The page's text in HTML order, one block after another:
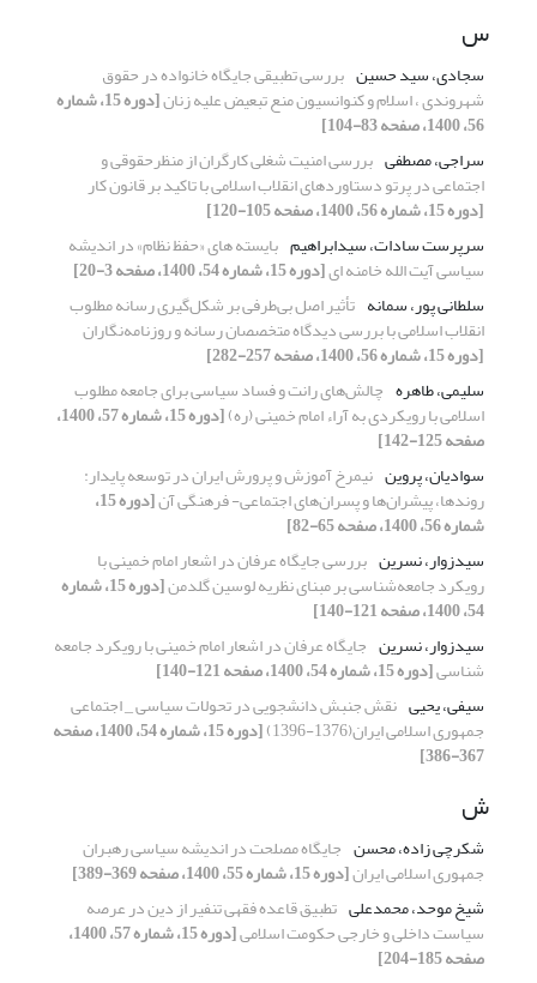
س
سجادی، سید حسین بررسی تطبیقی جایگاه خانواده در حقوق
شهروندی ، اسلام و کنوانسیون منع تبعیض علیه زنان [دوره 15، شماره
56، 1400، صفحه 83-104]
سراجی، مصطفی بررسی امنیت شغلی کارگران از منظرحقوقی و
اجتماعی در پرتو دستاوردهای انقلاب اسلامی با تاکید بر قانون کار
[دوره 15، شماره 56، 1400، صفحه 105-120]
سرپرست سادات، سیدابراهیم بایسته های «حفظ نظام» در اندیشه
سیاسی آیت الله خامنه ای[دوره 15، شماره 54، 1400، صفحه 3-20]
سلطانی پور، سمانه تأثیر اصل بی‌طرفی بر شکل‌گیری رسانه مطلوب
انقلاب اسلامی با بررسی دیدگاه متخصصان رسانه و روزنامه‌نگاران
[دوره 15، شماره 56، 1400، صفحه 257-282]
سلیمی، طاهره چا‌لش‌های رانت و فساد سیاسی برای جامعه مطلوب
اسلامی با رویکردی به آراء امام خمینی (ره) [دوره 15، شماره 57، 1400،
صفحه 125-142]
سوادیان، پروین نیمرخ آموزش و پرورش ایران در توسعه پایدار:
روندها، پیشران‌ها و پسران‌های اجتماعی- فرهنگی آن [دوره 15،
شماره 56، 1400، صفحه 65-82]
سیدزوار، نسرین بررسی جایگاه عرفان در اشعار امام خمینی با
رویکرد جامعه‌شناسی بر مبنای نظریه‌ لوسین گلدمن [دوره 15، شماره
54، 1400، صفحه 121-140]
سیدزوار، نسرین جایگاه عرفان در اشعار امام خمینی با رویکرد جامعه
شناسی[دوره 15، شماره 54، 1400، صفحه 121-140]
سیفی، یحیی نقش جنبش دانشجویی در تحولات سیاسی _ اجتماعی
جمهوری اسلامی ایران(1376-1396) [دوره 15، شماره 54، 1400، صفحه
367-386]
ش
شکرچی زاده، محسن جایگاه مصلحت در اندیشه سیاسی رهبران
جمهوری اسلامی ایران[دوره 15، شماره 55، 1400، صفحه 369-389]
شیخ موحد، محمدعلی تطبیق قاعده فقهی تنفیر از دین در عرصه
سیاست داخلی و خارجی حکومت اسلامی [دوره 15، شماره 57، 1400،
صفحه 185-204]